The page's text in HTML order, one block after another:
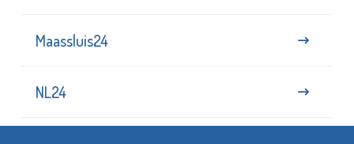
Maassluis24
NL24